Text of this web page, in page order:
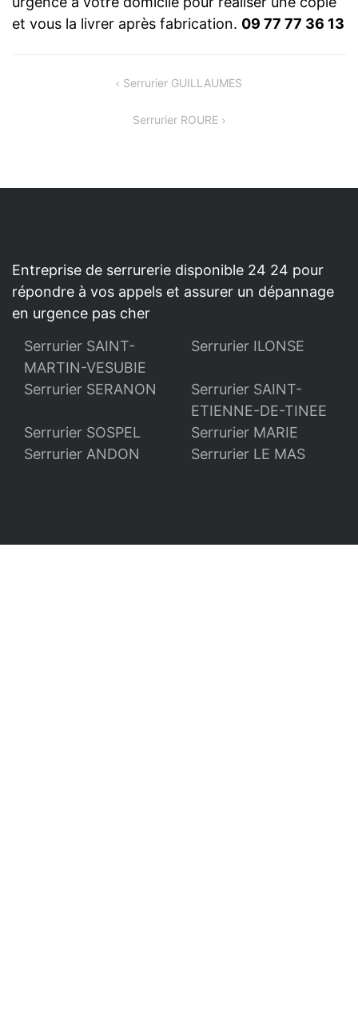
et vous la livrer après fabrication. 09 77 77 36 13
Serrurier GUILLAUMES
Serrurier ROURE
Entreprise de serrurerie disponible 24 24 pour
répondre à vos appels et assurer un dépannage
en urgence pas cher
Serrurier SAINT-
MARTIN-VESUBIE
Serrurier ILONSE
Serrurier SERANON
Serrurier SAINT-
ETIENNE-DE-TINEE
Serrurier SOSPEL
Serrurier MARIE
Serrurier ANDON
Serrurier LE MAS